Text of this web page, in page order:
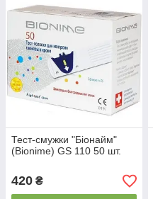
Тест-смужки "Біонайм"
(Bionime) GS 110 50 шт.
420 ₴